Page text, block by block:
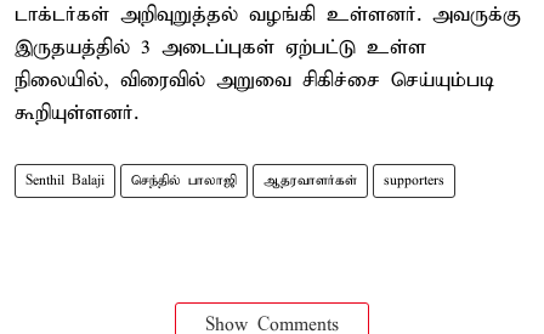
டாக்டர்கள் அறிவுறுத்தல் வழங்கி உள்ளனர். அவருக்கு
இருதயத்தில் 3 அடைப்புகள் ஏற்பட்டு உள்ள
நிலையில், விரைவில் அறுவை சிகிச்சை செய்யும்படி
கூறியுள்ளனர்.
Senthil Balaji செந்தில் பாலாஜி ஆதரவாளர்கள் supporters
Show Comments